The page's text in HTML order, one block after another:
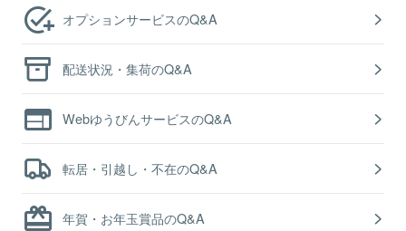
オプションサービスのQ&A
配送状況・集荷のQ&A
WebゆうびんサービスのQ&A
転居・引越し・不在のQ&A
年賀・お年玉賞品のQ&A